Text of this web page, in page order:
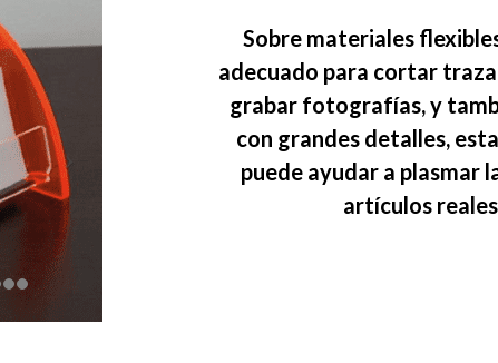
Sobre materiales
adecuado para cortar
grabar fotografías, y
con grandes detalles,
puede ayudar a plasmar
artículos reales